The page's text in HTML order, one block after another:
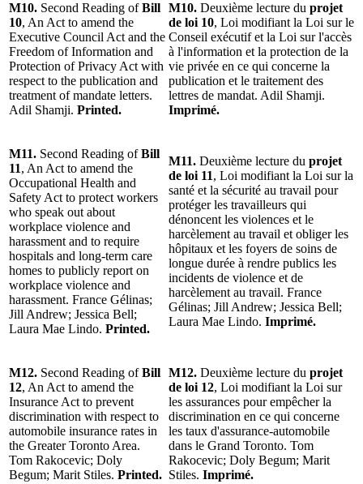
M10. Second Reading ofBill
10, An Act to amend the
Executive Council Act and the
Freedom of Information and
Protection of Privacy Act with
respect to the publication and
treatment of mandate letters.
Adil Shamji. Printed.
M10. Deuxième lecture du projet
de loi 10, Loi modifiant la Loi sur le
Conseil exécutif et la Loi sur l'accès
à l'information et la protection de la
vie privée en ce qui concerne la
publication et le traitement des
lettres de mandat. Adil Shamji.
Imprimé.
M11. Second Reading ofBill
11, An Act to amend the
Occupational Health and
Safety Act to protect workers
who speak out about
workplace violence and
harassment and to require
hospitals and long-term care
homes to publicly report on
workplace violence and
harassment. France Gélinas;
Jill Andrew; Jessica Bell;
Laura Mae Lindo. Printed.
M11. Deuxième lecture du projet
de loi 11, Loi modifiant la Loi sur la
santé et la sécurité au travail pour
protéger les travailleurs qui
dénoncent les violences et le
harcèlement au travail et obliger les
hôpitaux et les foyers de soins de
longue durée à rendre publics les
incidents de violence et de
harcèlement au travail. France
Gélinas; Jill Andrew; Jessica Bell;
Laura Mae Lindo. Imprimé.
M12. Second Reading ofBill
12, An Act to amend the
Insurance Act to prevent
discrimination with respect to
automobile insurance rates in
the Greater Toronto Area.
Tom Rakocevic; Doly
Begum; Marit Stiles. Printed.
M12. Deuxième lecture du projet
de loi 12, Loi modifiant la Loi sur
les assurances pour empêcher la
discrimination en ce qui concerne
les taux d'assurance-automobile
dans le Grand Toronto. Tom
Rakocevic; Doly Begum; Marit
Stiles. Imprimé.